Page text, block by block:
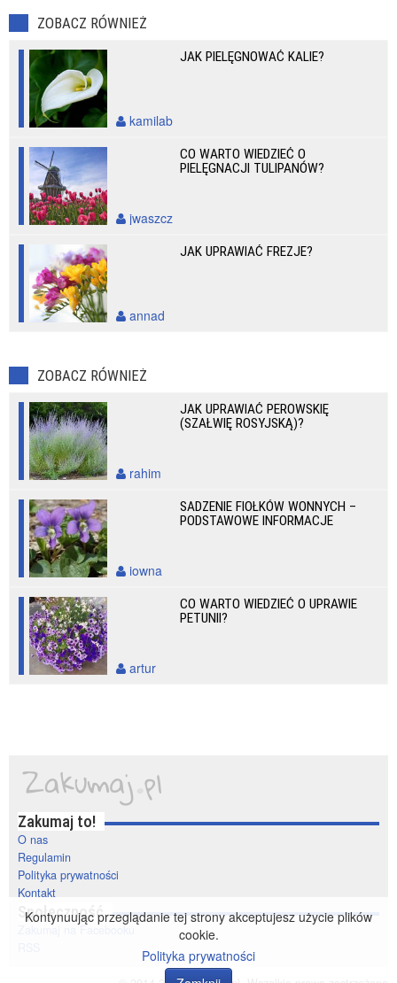
ZOBACZ RÓWNIEŻ
JAK PIELĘGNOWAĆ KALIE?
kamilab
CO WARTO WIEDZIEĆ O
PIELĘGNACJI TULIPANÓW?
jwaszcz
JAK UPRAWIAĆ FREZJE?
annad
ZOBACZ RÓWNIEŻ
JAK UPRAWIAĆ PEROWSKIĘ
(SZAŁWIĘ ROSYJSKĄ)?
rahim
SADZENIE FIOŁKÓW WONNYCH –
PODSTAWOWE INFORMACJE
iowna
CO WARTO WIEDZIEĆ O UPRAWIE
PETUNII?
artur
Zakumaj to!
O nas
Regulamin
Polityka prywatności
Kontakt
Społeczność
Zakumaj na Facebooku
Kontynuując przeglądanie tej strony akceptujesz użycie plików
cookie.
Polityka prywatności